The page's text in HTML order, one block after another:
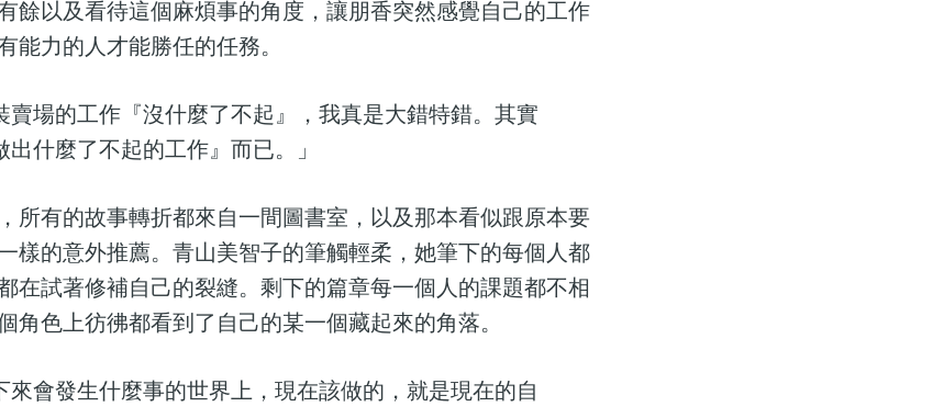
餘以及看待這個麻煩事的角度，讓朋香突然感覺自己的工作
能力的人才能勝任的任務。
賣場的工作『沒什麼了不起』，我真是大錯特錯。其實
什麼了不起的工作』而已。」
所有的故事轉折都來自一間圖書室，以及那本看似跟原本要
樣的意外推薦。青山美智子的筆觸輕柔，她筆下的每個人都
在試著修補自己的裂縫。剩下的篇章每一個人的課題都不相
角色上彷彿都看到了自己的某一個藏起來的角落。
來會發生什麼事的世界上，現在該做的，就是現在的自